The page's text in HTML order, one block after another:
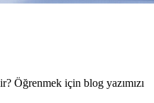
Öğrenmek için blog yazımızı